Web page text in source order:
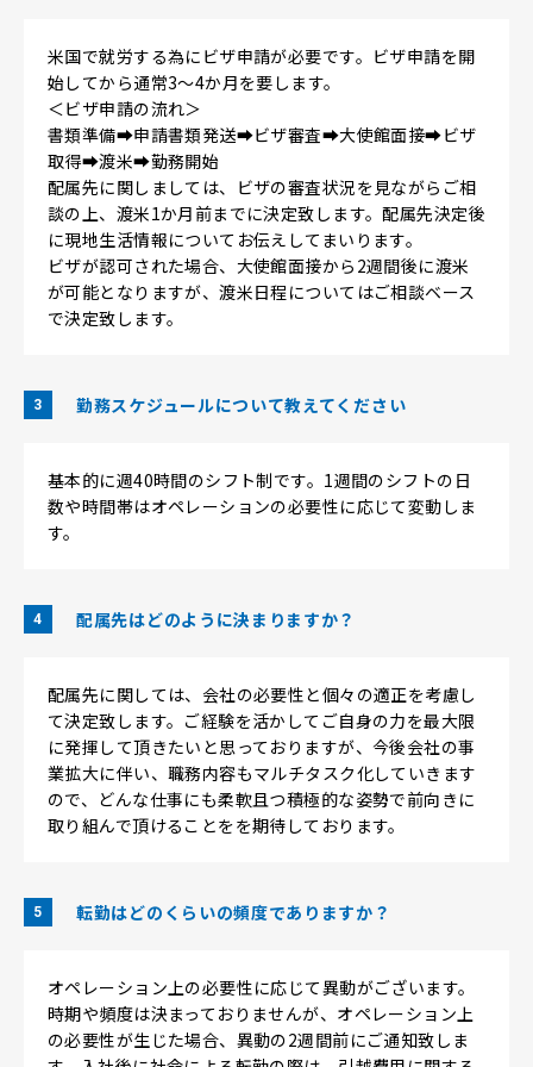
米国で就労する為にビザ申請が必要です。ビザ申請を開
始してから通常3～4か月を要します。
＜ビザ申請の流れ＞
書類準備➡申請書類発送➡ビザ審査➡大使館面接➡ビザ
取得➡渡米➡勤務開始
配属先に関しましては、ビザの審査状況を見ながらご相
談の上、渡米1か月前までに決定致します。配属先決定後
に現地生活情報についてお伝えしてまいります。
ビザが認可された場合、大使館面接から2週間後に渡米
が可能となりますが、渡米日程についてはご相談ベース
で決定致します。
3 勤務スケジュールについて教えてください
基本的に週40時間のシフト制です。1週間のシフトの日
数や時間帯はオペレーションの必要性に応じて変動しま
す。
4 配属先はどのように決まりますか？
配属先に関しては、会社の必要性と個々の適正を考慮し
て決定致します。ご経験を活かしてご自身の力を最大限
に発揮して頂きたいと思っておりますが、今後会社の事
業拡大に伴い、職務内容もマルチタスク化していきます
ので、どんな仕事にも柔軟且つ積極的な姿勢で前向きに
取り組んで頂けることをを期待しております。
5 転勤はどのくらいの頻度でありますか？
オペレーション上の必要性に応じて異動がございます。
時期や頻度は決まっておりませんが、オペレーション上
の必要性が生じた場合、異動の2週間前にご通知致しま